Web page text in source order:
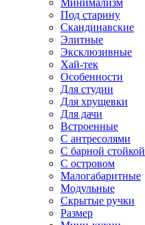
Минимализм
Под старину
Скандинавские
Элитные
Эксклюзивные
Хай-тек
Особенности
Для студии
Для хрущевки
Для дачи
Встроенные
С антресолями
С барной стойкой
С островом
Малогабаритные
Модульные
Скрытые ручки
Размер